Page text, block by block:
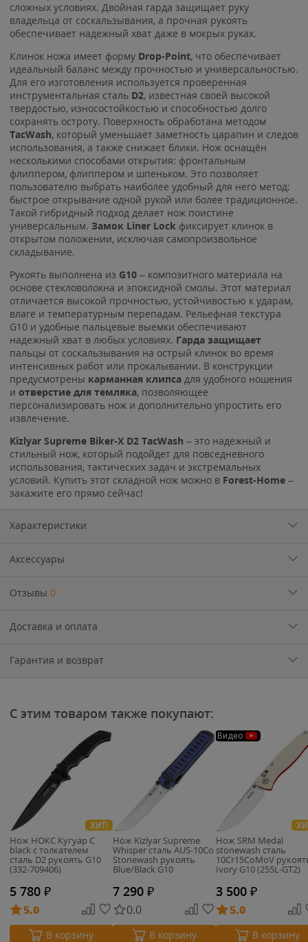
сложных условиях. Двойная гарда защищает руку
владельца от соскальзывания, а прочная рукоять
обеспечивает надежный хват даже в мокрых руках.
Клинок ножа имеет форму Drop-Point, что обеспечивает
идеальный баланс между прочностью и универсальностью.
Для его изготовления используется проверенная
инструментальная сталь D2, известная своей высокой
твердостью, износостойкостью и способностью долго
сохранять остроту. Поверхность обработана методом
TacWash, который уменьшает заметность царапин и следов
использования, а также снижает блики. Нож оснащён
несколькими способами открытия: фронтальным
флиппером, флиппером и шпеньком. Это позволяет
пользователю выбрать наиболее удобный для него метод:
быстрое открывание одной рукой или более традиционное.
Такой гибридный подход делает нож поистине
универсальным. Замок Liner Lock фиксирует клинок в
открытом положении, исключая самопроизвольное
складывание.
Рукоять выполнена из G10 – композитного материала на
основе стекловолокна и эпоксидной смолы. Этот материал
отличается высокой прочностью, устойчивостью к ударам,
влаге и температурным перепадам. Рельефная текстура
G10 и удобные пальцевые выемки обеспечивают
надежный хват в любых условиях. Гарда защищает
пальцы от соскальзывания на острый клинок во время
интенсивных работ или прокалывании. В конструкции
предусмотрены карманная клипса для удобного ношения
и отверстие для темляка, позволяющее
персонализировать нож и дополнительно упростить его
извлечение.
Kizlyar Supreme Biker-X D2 TacWash – это надежный и
стильный нож, который подойдет для повседневного
использования, тактических задач и экстремальных
условий. Купить этот складной нож можно в Forest-Home –
закажите его прямо сейчас!
Характеристики
Аксессуары
Отзывы 0
Доставка и оплата
Гарантия и возврат
С этим товаром также покупают:
ХИТ!
Нож НОКС Кугуар С
black с толкателем
сталь D2 рукоять G10
(332-709406)
5 780 ₽
5.0
В корзину
Нож Kizlyar Supreme
Whisper сталь AUS-10Co
Stonewash рукоять
Blue/Black G10
7 290 ₽
0.0
В корзину
Видео
Нож SRM Medal
stonewash сталь
10Cr15CoMoV
Ivory G10 (255L-GT2)
3 500 ₽
5.0
В корзину